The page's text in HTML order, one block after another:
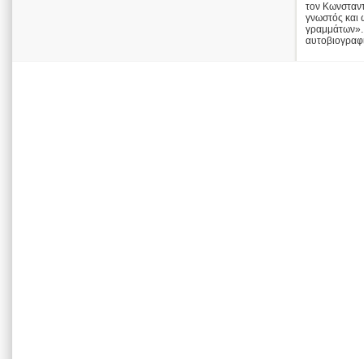
τον
γνωστός και
γραμμάτων».